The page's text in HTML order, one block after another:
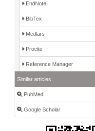
EndNote
BibTex
Medlars
Procite
Reference Manager
Similar articles
PubMed
Google Scholar